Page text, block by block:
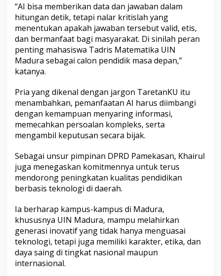
“AI bisa memberikan data dan jawaban dalam
hitungan detik, tetapi nalar kritislah yang
menentukan apakah jawaban tersebut valid, etis,
dan bermanfaat bagi masyarakat. Di sinilah peran
penting mahasiswa Tadris Matematika UIN
Madura sebagai calon pendidik masa depan,”
katanya.
Pria yang dikenal dengan jargon TaretanKU itu
menambahkan, pemanfaatan AI harus diimbangi
dengan kemampuan menyaring informasi,
memecahkan persoalan kompleks, serta
mengambil keputusan secara bijak.
Sebagai unsur pimpinan DPRD Pamekasan, Khairul
juga menegaskan komitmennya untuk terus
mendorong peningkatan kualitas pendidikan
berbasis teknologi di daerah.
Ia berharap kampus-kampus di Madura,
khususnya UIN Madura, mampu melahirkan
generasi inovatif yang tidak hanya menguasai
teknologi, tetapi juga memiliki karakter, etika, dan
daya saing di tingkat nasional maupun
internasional.